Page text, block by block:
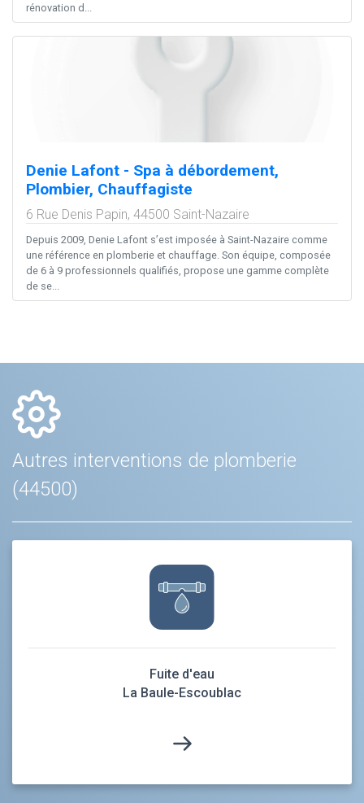
rénovation d...
Denie Lafont - Spa à débordement,
Plombier, Chauffagiste
6 Rue Denis Papin, 44500 Saint-Nazaire
Depuis 2009, Denie Lafont s’est imposée à Saint-Nazaire comme
une référence en plomberie et chauffage. Son équipe, composée
de 6 à 9 professionnels qualifiés, propose une gamme complète
de se...
Autres interventions de plomberie
(44500)
Fuite d'eau
La Baule-Escoublac